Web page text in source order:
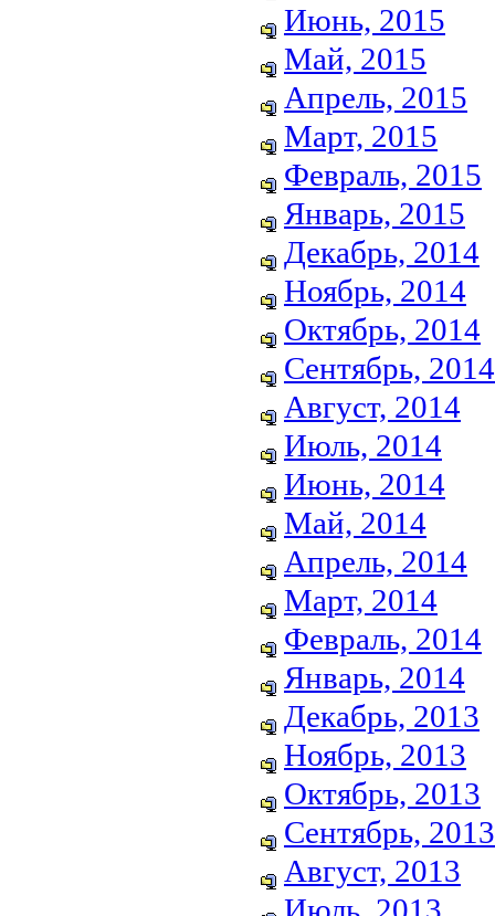
Июнь, 2015
Май, 2015
Апрель, 2015
Март, 2015
Февраль, 2015
Январь, 2015
Декабрь, 2014
Ноябрь, 2014
Октябрь, 2014
Сентябрь, 2014
Август, 2014
Июль, 2014
Июнь, 2014
Май, 2014
Апрель, 2014
Март, 2014
Февраль, 2014
Январь, 2014
Декабрь, 2013
Ноябрь, 2013
Октябрь, 2013
Сентябрь, 2013
Август, 2013